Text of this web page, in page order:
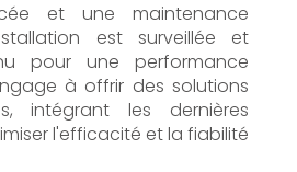
et une maintenance
est surveillée et
pour une performance
à offrir des solutions
intégrant les dernières
l'efficacité et la fiabilité